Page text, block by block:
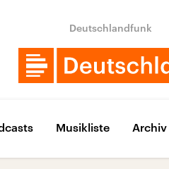
Deutschlandfunk
Musikliste Archiv